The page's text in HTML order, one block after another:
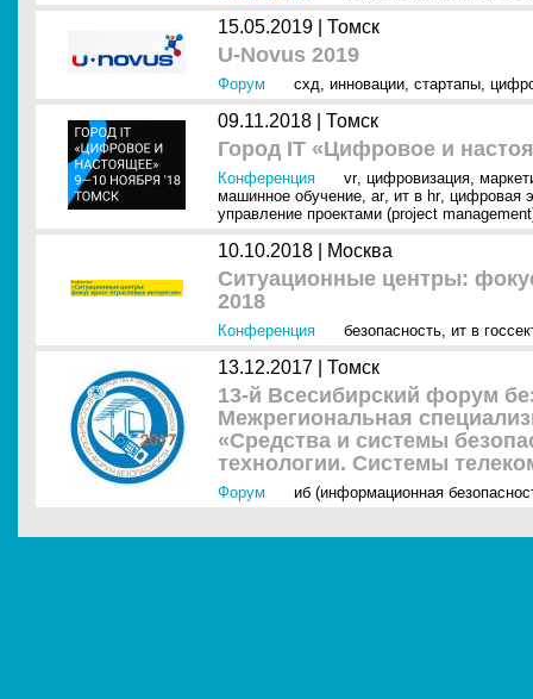
15.05.2019 | Томск
U-Novus 2019
Форум схд, инновации, стартапы,
09.11.2018 | Томск
Город IT «Цифровое и
Конференция vr, цифровизация,
машинное обучение, ar, ит в hr, цифровая
управление проектами (project
10.10.2018 | Москва
Ситуационные центры:
2018
Конференция безопасность, ит в
13.12.2017 | Томск
13-й Всесибирский форум
Межрегиональная
«Средства и системы
технологии. Системы
Форум иб (информационная